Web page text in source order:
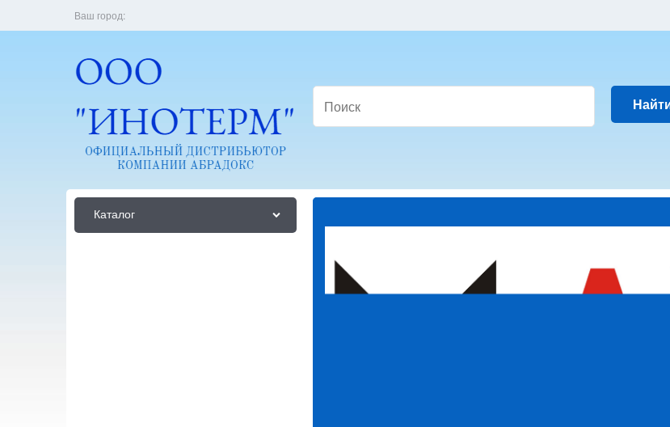
Ваш город:
Каталог